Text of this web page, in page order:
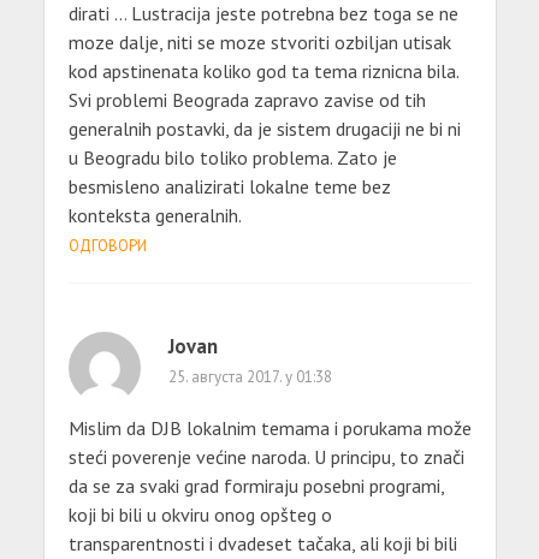
dirati … Lustracija jeste potrebna bez toga se ne
moze dalje, niti se moze stvoriti ozbiljan utisak
kod apstinenata koliko god ta tema riznicna bila.
Svi problemi Beograda zapravo zavise od tih
generalnih postavki, da je sistem drugaciji ne bi ni
u Beogradu bilo toliko problema. Zato je
besmisleno analizirati lokalne teme bez
konteksta generalnih.
ОДГОВОРИ
Jovan
25. августа 2017. у 01:38
Mislim da DJB lokalnim temama i porukama može
steći poverenje većine naroda. U principu, to znači
da se za svaki grad formiraju posebni programi,
koji bi bili u okviru onog opšteg o
transparentnosti i dvadeset tačaka, ali koji bi bili